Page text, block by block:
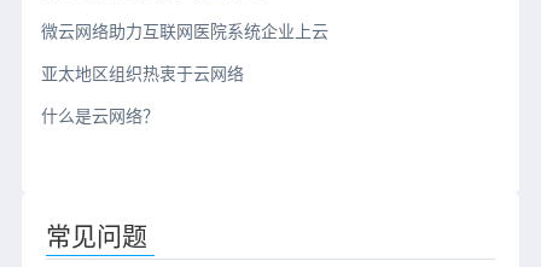
微云网络助力互联网医院系统企业上云
亚太地区组织热衷于云网络
什么是云网络？
常见问题